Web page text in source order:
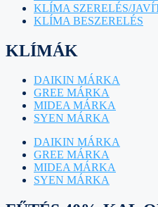
KLÍMA SZERELÉS/
KLÍMA BESZERELÉS
KLÍMÁK
DAIKIN MÁRKA
GREE MÁRKA
MIDEA MÁRKA
SYEN MÁRKA
DAIKIN MÁRKA
GREE MÁRKA
MIDEA MÁRKA
SYEN MÁRKA